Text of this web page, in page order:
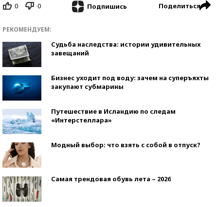
0 0 Подпишись Поделиться
РЕКОМЕНДУЕМ:
Судьба наследства: истории удивительных
завещаний
Бизнес уходит под воду: зачем на суперъяхты
закупают субмарины
Путешествие в Исландию по следам
«Интерстеллара»
Модный выбор: что взять с собой в отпуск?
Самая трендовая обувь лета – 2026